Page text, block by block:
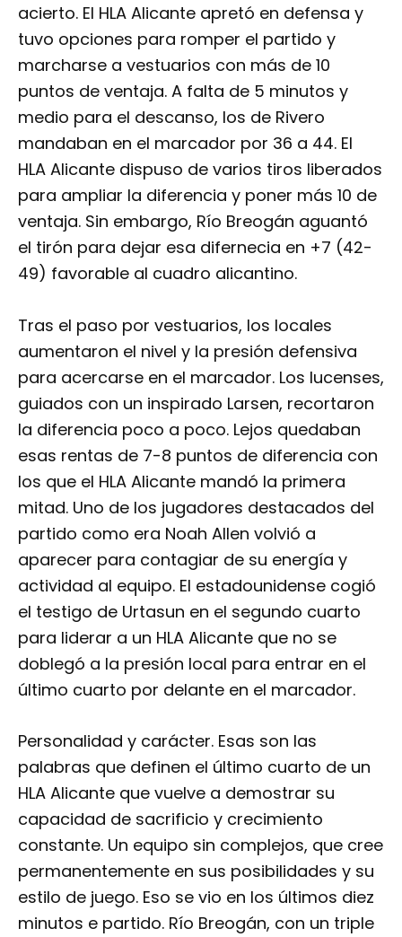
acierto. El HLA Alicante apretó en defensa y
tuvo opciones para romper el partido y
marcharse a vestuarios con más de 10
puntos de ventaja. A falta de 5 minutos y
medio para el descanso, los de Rivero
mandaban en el marcador por 36 a 44. El
HLA Alicante dispuso de varios tiros liberados
para ampliar la diferencia y poner más 10 de
ventaja. Sin embargo, Río Breogán aguantó
el tirón para dejar esa difernecia en +7 (42-
49) favorable al cuadro alicantino.
Tras el paso por vestuarios, los locales
aumentaron el nivel y la presión defensiva
para acercarse en el marcador. Los lucenses,
guiados con un inspirado Larsen, recortaron
la diferencia poco a poco. Lejos quedaban
esas rentas de 7-8 puntos de diferencia con
los que el HLA Alicante mandó la primera
mitad. Uno de los jugadores destacados del
partido como era Noah Allen volvió a
aparecer para contagiar de su energía y
actividad al equipo. El estadounidense cogió
el testigo de Urtasun en el segundo cuarto
para liderar a un HLA Alicante que no se
doblegó a la presión local para entrar en el
último cuarto por delante en el marcador.
Personalidad y carácter. Esas son las
palabras que definen el último cuarto de un
HLA Alicante que vuelve a demostrar su
capacidad de sacrificio y crecimiento
constante. Un equipo sin complejos, que cree
permanentemente en sus posibilidades y su
estilo de juego. Eso se vio en los últimos diez
minutos e partido. Río Breogán, con un triple